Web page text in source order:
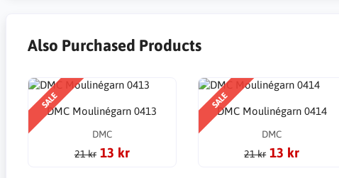
Also Purchased Products
SALE
DMC Moulinégarn 0413
DMC
21 kr 13 kr
SALE
DMC Moulinégarn 0414
DMC
21 kr 13 kr